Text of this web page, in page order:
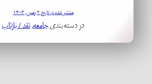
منتشر شده در تاریخ ۲ بهمن, ۱۴۰۳
در دسته بندیجامعه, نقد / بازتاب